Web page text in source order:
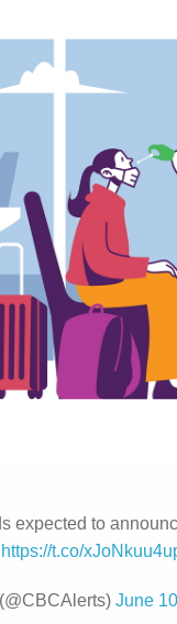
expected to
https://t.co/
June